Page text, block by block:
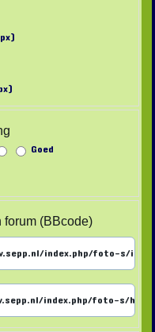
Goed
(BBcode)